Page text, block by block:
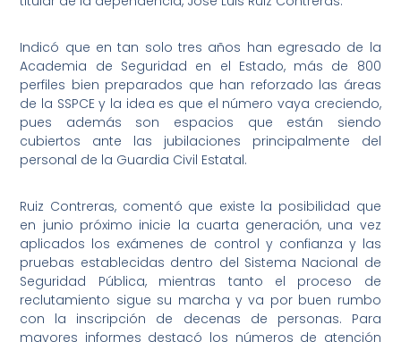
Indicó que en tan solo tres años han egresado de la
Academia de Seguridad en el Estado, más de 800
perfiles bien preparados que han reforzado las áreas
de la SSPCE y la idea es que el número vaya creciendo,
pues además son espacios que están siendo
cubiertos ante las jubilaciones principalmente del
personal de la Guardia Civil Estatal.
Ruiz Contreras, comentó que existe la posibilidad que
en junio próximo inicie la cuarta generación, una vez
aplicados los exámenes de control y confianza y las
pruebas establecidas dentro del Sistema Nacional de
Seguridad Pública, mientras tanto el proceso de
reclutamiento sigue su marcha y va por buen rumbo
con la inscripción de decenas de personas. Para
mayores informes destacó los números de atención